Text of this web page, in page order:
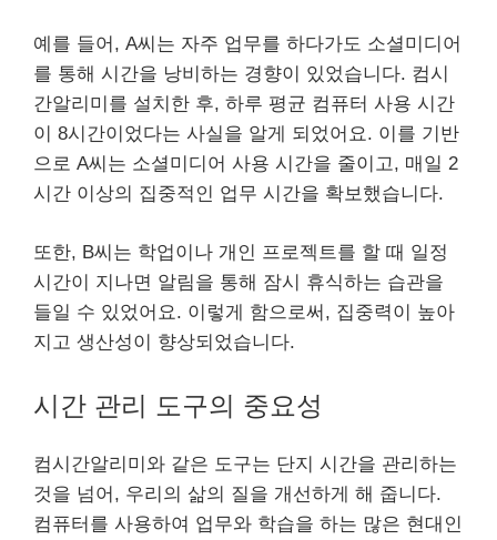
예를 들어, A씨는 자주 업무를 하다가도 소셜미디어
를 통해 시간을 낭비하는 경향이 있었습니다. 컴시
간알리미를 설치한 후, 하루 평균 컴퓨터 사용 시간
이 8시간이었다는 사실을 알게 되었어요. 이를 기반
으로 A씨는 소셜미디어 사용 시간을 줄이고, 매일 2
시간 이상의 집중적인 업무 시간을 확보했습니다.
또한, B씨는 학업이나 개인 프로젝트를 할 때 일정
시간이 지나면 알림을 통해 잠시 휴식하는 습관을
들일 수 있었어요. 이렇게 함으로써, 집중력이 높아
지고 생산성이 향상되었습니다.
시간 관리 도구의 중요성
컴시간알리미와 같은 도구는 단지 시간을 관리하는
것을 넘어, 우리의 삶의 질을 개선하게 해 줍니다.
컴퓨터를 사용하여 업무와 학습을 하는 많은 현대인